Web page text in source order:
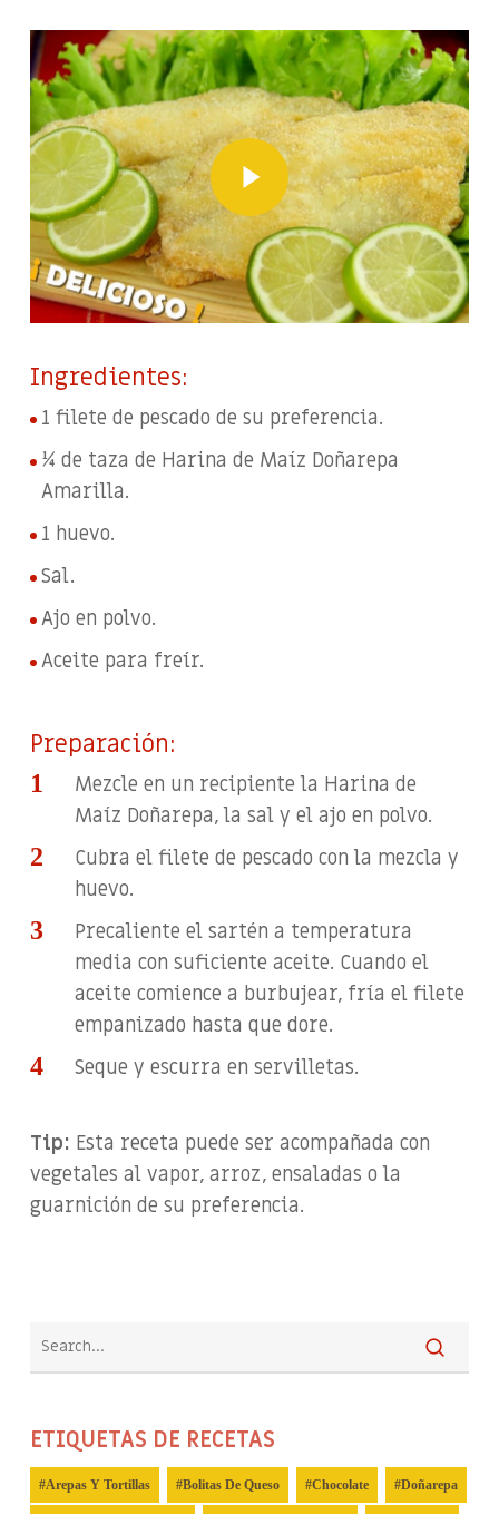
Play Video
Play Video
Ingredientes:
1 filete de pescado de su preferencia.
¼ de taza de Harina de Maíz Doñarepa
Amarilla.
1 huevo.
Sal.
Ajo en polvo.
Aceite para freír.
Preparación:
Mezcle en un recipiente la Harina de
Maíz Doñarepa, la sal y el ajo en polvo.
Cubra el filete de pescado con la mezcla y
huevo.
Precaliente el sartén a temperatura
media con suficiente aceite. Cuando el
aceite comience a burbujear, fría el filete
empanizado hasta que dore.
Seque y escurra en servilletas.
Tip: Esta receta puede ser acompañada con
vegetales al vapor, arroz, ensaladas o la
guarnición de su preferencia.
ETIQUETAS DE RECETAS
Arepas Y Tortillas Bolitas De Queso Chocolate Doñarepa